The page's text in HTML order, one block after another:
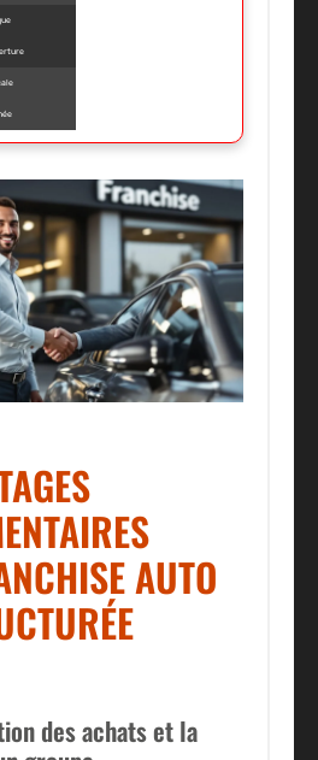
AUTO
des achats et la